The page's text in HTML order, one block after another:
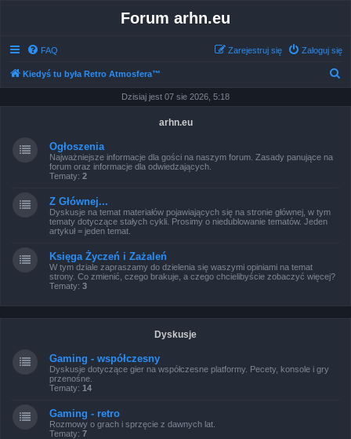
Forum arhn.eu
FAQ Zaloguj się
Zarejestruj się
Kiedyś tu była Retro Atmosfera™
Dzisiaj jest 07 sie 2026, 5:18
arhn.eu
Ogłoszenia
Najważniejsze informacje dla gości na naszym forum. Zasady panujące na
forum oraz informacje dla odwiedzających.
Tematy: 2
Z Głównej...
Dyskusje na temat materiałów pojawiających się na stronie głównej, w tym
tematy dotyczące stałych cykli. Prosimy o niedublowanie tematów. Jeden
artykuł = jeden temat.
Księga Życzeń i Zażaleń
W tym dziale zapraszamy do dzielenia się waszymi opiniami na temat
strony. Co zmienić, czego brakuje, a czego chcielibyście zobaczyć więcej?
Tematy: 3
Dyskusje
Gaming - współczesny
Dyskusje dotyczące gier na współczesne platformy. Pecety, konsole i gry
przenośne.
Tematy: 14
Gaming - retro
Rozmowy o grach i sprzęcie z dawnych lat.
Tematy: 7